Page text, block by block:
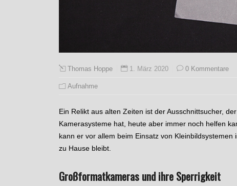
Thomas Hoppe 1. März 2020 0 Kommentare
Aufnahme
Ein Relikt aus alten Zeiten ist der Ausschnittsucher,
Kamerasysteme hat, heute aber immer noch helfen
kann er vor allem beim Einsatz von
zu Hause bleibt.
Großformatkameras und ihre Sperrigkeit